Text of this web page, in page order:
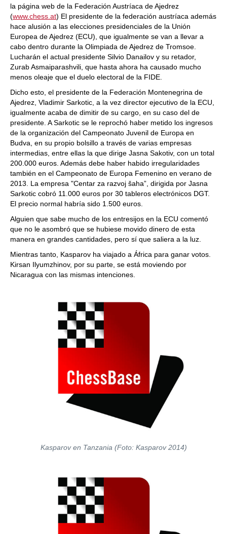
la página web de la Federación Austríaca de Ajedrez
(www.chess.at) El presidente de la federación austríaca además
hace alusión a las elecciones presidenciales de la Unión
Europea de Ajedrez (ECU), que igualmente se van a llevar a
cabo dentro durante la Olimpiada de Ajedrez de Tromsoe.
Lucharán el actual presidente Silvio Danailov y su retador,
Zurab Asmaiparashvili, que hasta ahora ha causado mucho
menos oleaje que el duelo electoral de la FIDE.
Dicho esto, el presidente de la Federación Montenegrina de
Ajedrez, Vladimir Sarkotic, a la vez director ejecutivo de la ECU,
igualmente acaba de dimitir de su cargo, en su caso del de
presidente. A Sarkotic se le reprochó haber metido los ingresos
de la organización del Campeonato Juvenil de Europa en
Budva, en su propio bolsillo a través de varias empresas
intermedias, entre ellas la que dirige Jasna Sakotiv, con un total
200.000 euros. Además debe haber habido irregularidades
también en el Campeonato de Europa Femenino en verano de
2013. La empresa "Centar za razvoj šaha”, dirigida por Jasna
Sarkotic cobró 11.000 euros por 30 tableros electrónicos DGT.
El precio normal habría sido 1.500 euros.
Alguien que sabe mucho de los entresijos en la ECU comentó
que no le asombró que se hubiese movido dinero de esta
manera en grandes cantidades, pero sí que saliera a la luz.
Mientras tanto, Kasparov ha viajado a África para ganar votos.
Kirsan Ilyumzhinov, por su parte, se está moviendo por
Nicaragua con las mismas intenciones.
Kasparov en Tanzania (Foto: Kasparov 2014)